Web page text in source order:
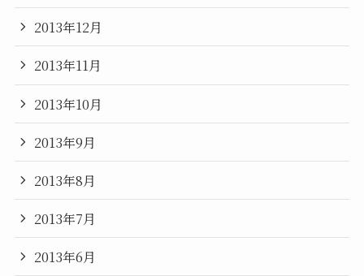
2013年12月
2013年11月
2013年10月
2013年9月
2013年8月
2013年7月
2013年6月